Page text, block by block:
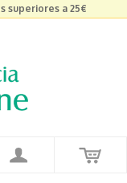
superiores a 25€